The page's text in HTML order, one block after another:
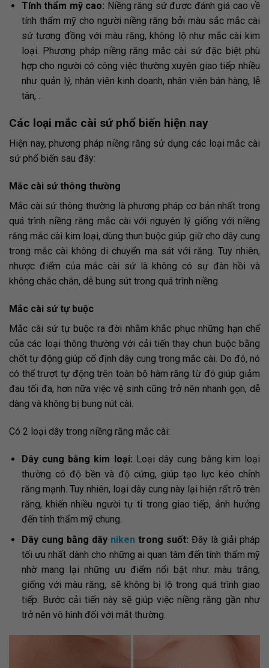
Tính thẩm mỹ cao: Niềng răng sứ được đánh giá cao về
tính thẩm mỹ cho người niềng răng bởi màu sắc mắc cài
sứ tương đồng với màu răng, không lộ như mắc cài kim
loại. Phương pháp niềng răng mắc cài sứ đặc biệt phù
hợp cho người có công việc thường xuyên giao tiếp nhiều
như quản lý, nhân viên kinh doanh, nhân viên bán hàng, lễ
tân,…
Các loại mắc cài sứ phổ biến hiện nay
Hiện nay, phương pháp niềng răng sử dụng các loại mắc cài
sứ phổ biến sau đây:
Mắc cài sứ thông thường
Mắc cài sứ thông thường là phương pháp cơ bản nhất trong
quá trình niềng răng mắc cài với nguyên lý giống với niềng
răng mắc cài kim loại, dùng thun buộc giúp giữ cho dây cung
trong mắc cài không di chuyển ma sát với răng. Tuy nhiên,
nhược điểm của mắc cài sứ là không có sự đàn hồi và
không chắc chắn, dễ bung sút trong quá trình niềng.
Mắc cài sứ tự buộc
Mắc cài sứ tự buộc ra đời nhằm khắc phục những hạn chế
của các loại thông thường với cải tiến thay chun buộc bằng
chốt tự động giúp cố định dây cung trong mắc cài. Do đó, nó
có thể trượt tự động trên toàn bộ hàm răng từ đó giúp giảm
đau tối đa, hơn nữa việc vệ sinh cũng trở nên nhanh gọn, dễ
dàng và không bị bung nút cài.
Có 2 loại dây trong niềng răng mắc cài:
Dây cung bằng kim loại: Loại dây cung bằng kim loại
thường có độ bền và độ cứng, giúp tạo lực kéo chỉnh
răng mạnh. Tuy nhiên, loại dây cung này lại hiện rất rõ trên
răng, khiến nhiều người tự ti trong giao tiếp, ảnh hưởng
đến tính thẩm mỹ chung.
Dây cung bằng dây nikentrong suốt: Đây là giải pháp
tối ưu nhất dành cho những ai quan tâm đến tính thẩm mỹ
nhờ mang lại những ưu điểm nổi bật như: màu trắng,
giống với màu răng, sẽ không bị lộ trong quá trình giao
tiếp. Bước cải tiến này sẽ giúp việc niềng răng gần như
trở nên vô hình đối với mắt thường.